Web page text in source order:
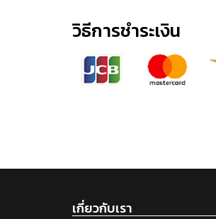
วิธีการชำระเงิน
เกี่ยวกับเรา